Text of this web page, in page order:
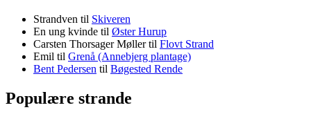
Strandven til Skiveren
En ung kvinde til Øster Hurup
Carsten Thorsager Møllertil Flovt Strand
Emil til Grenå (Annebjerg plantage)
Bent Pedersen til Bøgested Rende
Populære strande